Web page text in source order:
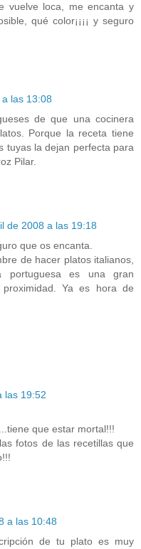
vuelve loca, me encanta y
qué color¡¡¡¡ y seguro
las 13:08
de que una cocinera
Porque la receta tiene
tuyas la dejan perfecta para
Pilar.
de 2008 a las 19:18
que os encanta.
de hacer platos italianos,
portuguesa es una gran
Ya es hora de
las 19:52
que estar mortal!!!
fotos de las recetillas que
a las 10:48
de tu plato es muy